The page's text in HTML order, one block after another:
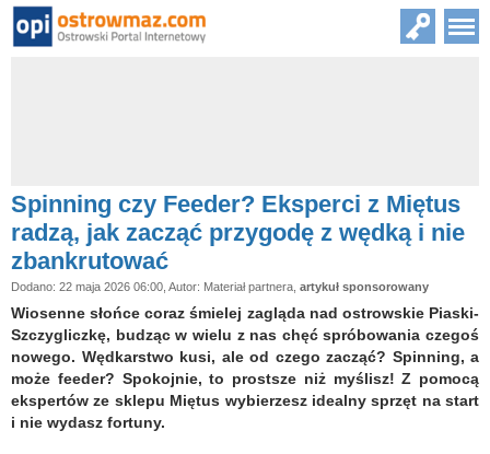
Spinning czy Feeder? Eksperci z Miętus
radzą, jak zacząć przygodę z wędką i nie
zbankrutować
Dodano: 22 maja 2026 06:00, Autor: Materiał partnera, artykuł sponsorowany
Wiosenne słońce coraz śmielej zagląda nad ostrowskie Piaski-
Szczygliczkę, budząc w wielu z nas chęć spróbowania czegoś
nowego. Wędkarstwo kusi, ale od czego zacząć? Spinning, a
może feeder? Spokojnie, to prostsze niż myślisz! Z pomocą
ekspertów ze sklepu Miętus wybierzesz idealny sprzęt na start
i nie wydasz fortuny.